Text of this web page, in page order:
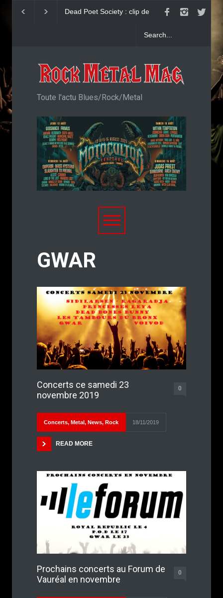
Dead Poet Society : clip de
John Diva & The
Love : Single
Toute l'actu Blues/Rock/Metal
GWAR
Concerts ce samedi 23
novembre 2019
0
Concerts, Metal, News, Rock 18/11/2019
READ MORE
Prochains concerts au Forum de
Vauréal en novembre
0